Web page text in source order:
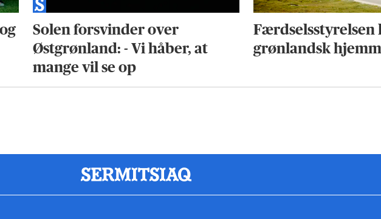
Solen forsvinder over
Østgrønland: - Vi håber, at
mange vil se op
Færdselsstyrelsen
grønlandsk